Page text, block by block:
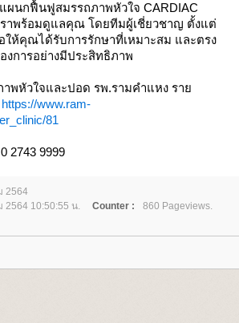
ผนกฟื้นฟูสมรรถภาพหัวใจ CARDIAC
ราพร้อมดูแลคุณ โดยทีมผู้เชี่ยวชาญ ตั้งแต่
ให้คุณได้รับการรักษาที่เหมาะสม และตรง
การอย่างมีประสิทธิภาพ
าพหัวใจและปอด รพ.รามคำแหง รา
https://www.ram-
81
2743 9999
2564
2564 10:50:55 น. Counter :
860 Pageviews.